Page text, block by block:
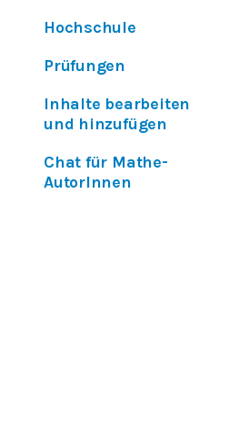
Hochschule
Prüfungen
Inhalte bearbeiten
und hinzufügen
Chat für Mathe-
AutorInnen